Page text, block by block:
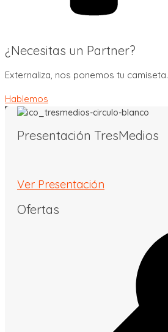
¿Necesitas un Partner?
Externaliza, nos ponemos tu camiseta.
Hablemos
Presentación TresMedios
Ver Presentación
Ofertas